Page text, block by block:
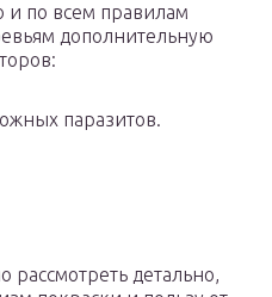
и по всем правилам
дополнительную
паразитов.
рассмотреть детально,